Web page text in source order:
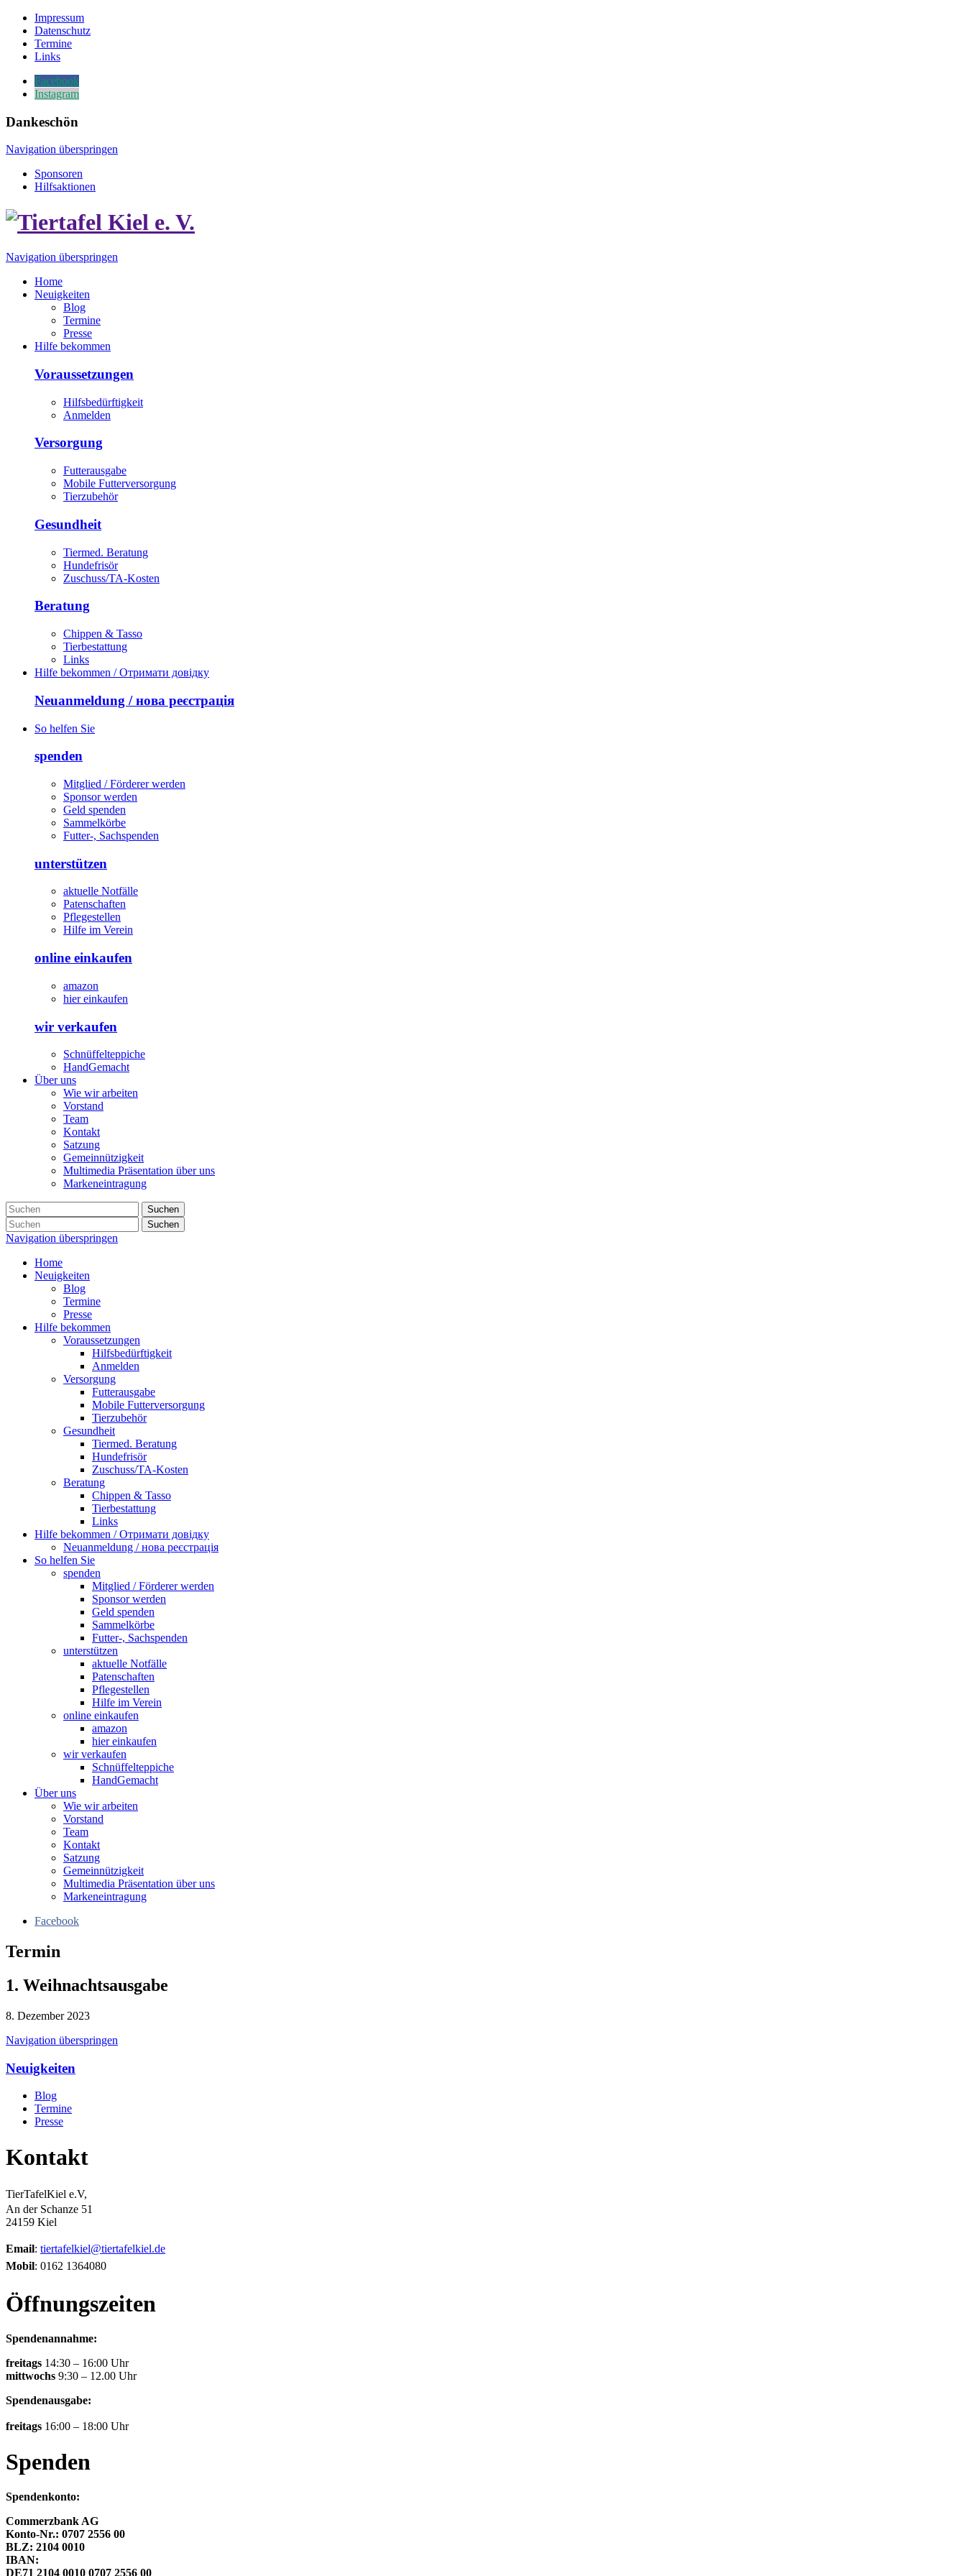
Impressum
Datenschutz
Termine
Links
Facebook
Instagram
Dankeschön
Navigation überspringen
Sponsoren
Hilfsaktionen
Navigation überspringen
Home
Neuigkeiten
Blog
Termine
Presse
Hilfe bekommen
Voraussetzungen
Hilfsbedürftigkeit
Anmelden
Versorgung
Futterausgabe
Mobile Futterversorgung
Tierzubehör
Gesundheit
Tiermed. Beratung
Hundefrisör
Zuschuss/TA-Kosten
Beratung
Chippen & Tasso
Tierbestattung
Links
Hilfe bekommen / Отримати довідку
Neuanmeldung / нова реєстрація
So helfen Sie
spenden
Mitglied / Förderer werden
Sponsor werden
Geld spenden
Sammelkörbe
Futter-, Sachspenden
unterstützen
aktuelle Notfälle
Patenschaften
Pflegestellen
Hilfe im Verein
online einkaufen
amazon
hier einkaufen
wir verkaufen
Schnüffelteppiche
HandGemacht
Über uns
Wie wir arbeiten
Vorstand
Team
Kontakt
Satzung
Gemeinnützigkeit
Multimedia Präsentation über uns
Markeneintragung
Suchen
Suchen
Navigation überspringen
Home
Neuigkeiten
Blog
Termine
Presse
Hilfe bekommen
Voraussetzungen
Hilfsbedürftigkeit
Anmelden
Versorgung
Futterausgabe
Mobile Futterversorgung
Tierzubehör
Gesundheit
Tiermed. Beratung
Hundefrisör
Zuschuss/TA-Kosten
Beratung
Chippen & Tasso
Tierbestattung
Links
Hilfe bekommen / Отримати довідку
Neuanmeldung / нова реєстрація
So helfen Sie
spenden
Mitglied / Förderer werden
Sponsor werden
Geld spenden
Sammelkörbe
Futter-, Sachspenden
unterstützen
aktuelle Notfälle
Patenschaften
Pflegestellen
Hilfe im Verein
online einkaufen
amazon
hier einkaufen
wir verkaufen
Schnüffelteppiche
HandGemacht
Über uns
Wie wir arbeiten
Vorstand
Team
Kontakt
Satzung
Gemeinnützigkeit
Multimedia Präsentation über uns
Markeneintragung
Facebook
Termin
1. Weihnachtsausgabe
8. Dezember 2023
Navigation überspringen
Neuigkeiten
Blog
Termine
Presse
Kontakt
TierTafelKiel e.V,
An der Schanze 51
24159 Kiel
Email: tiertafelkiel@tiertafelkiel.de
Mobil: 0162 1364080
Öffnungszeiten
Spendenannahme:
freitags 14:30 – 16:00 Uhr
mittwochs 9:30 – 12.00 Uhr
Spendenausgabe:
freitags 16:00 – 18:00 Uhr
Spenden
Spendenkonto:
Commerzbank AG
Konto-Nr.: 0707 2556 00
BLZ: 2104 0010
IBAN:
DE71 2104 0010 0707 2556 00